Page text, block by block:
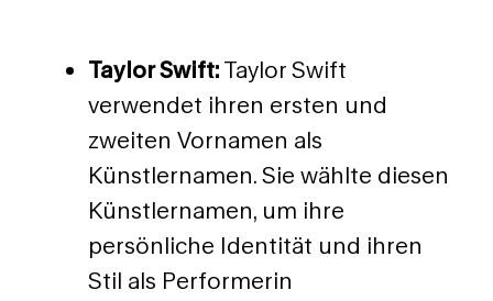
Taylor Swift: Taylor Swift
verwendet ihren ersten und
zweiten Vornamen als
Künstlernamen. Sie wählte diesen
Künstlernamen, um ihre
persönliche Identität und ihren
Stil als Performerin